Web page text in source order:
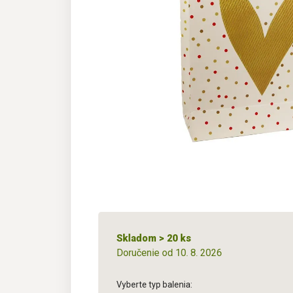
Skladom > 20 ks
Doručenie od 10. 8. 2026
Vyberte typ balenia: